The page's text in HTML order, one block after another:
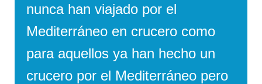
nunca han viajado por el
Mediterráneo en crucero como
para aquellos ya han hecho un
crucero por el Mediterráneo pero